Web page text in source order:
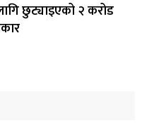
छुट्याइएको २ करोड